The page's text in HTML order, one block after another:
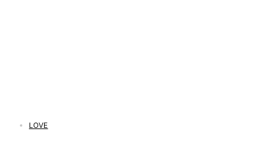
LOVE